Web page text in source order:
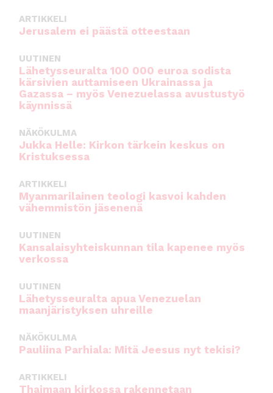
ARTIKKELI
Jerusalem ei päästä otteestaan
UUTINEN
Lähetysseuralta 100 000 euroa sodista
kärsivien auttamiseen Ukrainassa ja
Gazassa – myös Venezuelassa avustustyö
käynnissä
NÄKÖKULMA
Jukka Helle: Kirkon tärkein keskus on
Kristuksessa
ARTIKKELI
Myanmarilainen teologi kasvoi kahden
vähemmistön jäsenenä
UUTINEN
Kansalaisyhteiskunnan tila kapenee myös
verkossa
UUTINEN
Lähetysseuralta apua Venezuelan
maanjäristyksen uhreille
NÄKÖKULMA
Pauliina Parhiala: Mitä Jeesus nyt tekisi?
ARTIKKELI
Thaimaan kirkossa rakennetaan